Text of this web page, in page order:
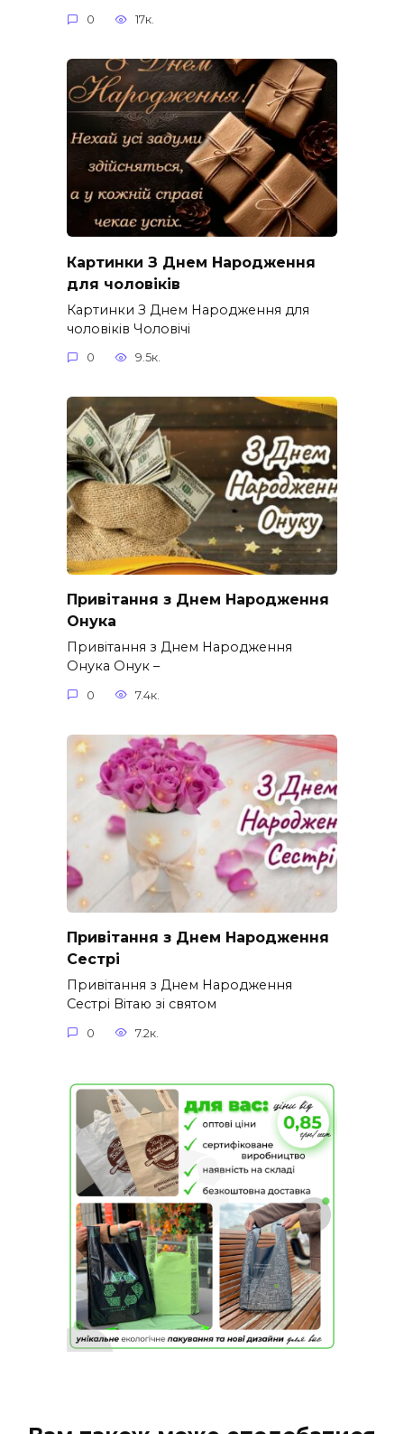
0 17к.
Картинки З Днем Народження
для чоловіків​
Картинки З Днем Народження для
чоловіків​ Чоловічі
0 9.5к.
Привітання з Днем Народження
Онука
Привітання з Днем Народження
Онука Онук –
0 7.4к.
Привітання з Днем Народження
Сестрі
Привітання з Днем Народження
Сестрі Вітаю зі святом
0 7.2к.